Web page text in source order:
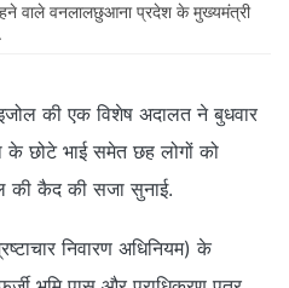
वाले वनलालछुआना प्रदेश के मुख्यमंत्री
की एक विशेष अदालत ने बुधवार
के छोटे भाई समेत छह लोगों को
की कैद की सजा सुनाई.
निवारण अधिनियम) के